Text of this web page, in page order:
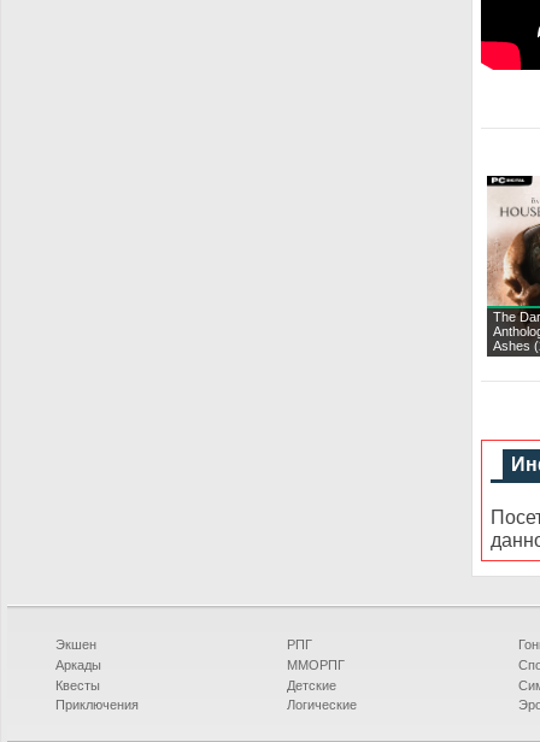
The
Ashes
Экшен
Аркады
Квесты
Приключения
РПГ
ММОРПГ
Детские
Логические